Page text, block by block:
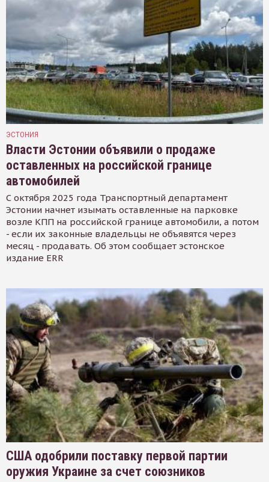
ЭСТОНИЯ
Власти Эстонии объявили о продаже
оставленных на российской границе
автомобилей
С октября 2025 года Транспортный департамент
Эстонии начнет изымать оставленные на парковке
возле КПП на российской границе автомобили, а потом
- если их законные владельцы не объявятся через
месяц - продавать. Об этом сообщает эстонское
издание ERR
США одобрили поставку первой партии
оружия Украине за счет союзников